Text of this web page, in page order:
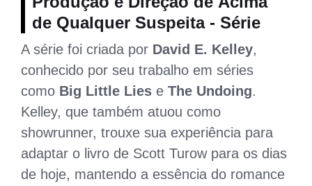
de Qualquer Suspeita - Série
A série foi criada por David E. Kelley,
conhecido por seu trabalho em séries
como Big Little Lies e The Undoing.
Kelley, que também atuou como
showrunner, trouxe sua experiência para
adaptar o livro de Scott Turow para os dias
de hoje, mantendo a essência do romance